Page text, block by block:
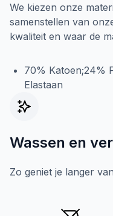
We kiezen onze
samenstellen van
kwaliteit en waar de
70% Katoen;24%
Elastaan
Wassen en
Zo geniet je langer